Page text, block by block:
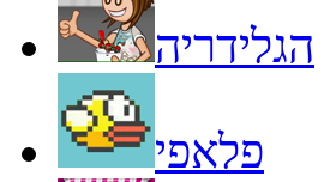
הגלידריה
פלאפי